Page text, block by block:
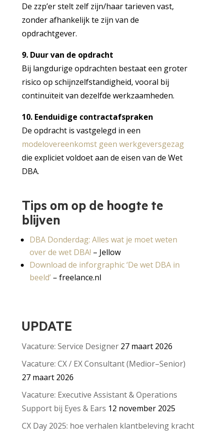
De zzp’er stelt zelf zijn/haar tarieven vast,
zonder afhankelijk te zijn van de
opdrachtgever.
9. Duur van de opdracht
Bij langdurige opdrachten bestaat een groter
risico op schijnzelfstandigheid, vooral bij
continuïteit van dezelfde werkzaamheden.
10. Eenduidige contractafspraken
De opdracht is vastgelegd in een
modelovereenkomst geen werkgeversgezag
die expliciet voldoet aan de eisen van de Wet
DBA.
Tips om op de hoogte te
blijven
DBA Donderdag: Alles wat je moet weten
over de wet DBA! – Jellow
Download de inforgraphic ‘De wet DBA in
beeld’– freelance.nl
UPDATE
Vacature: Service Designer 27 maart 2026
Vacature: CX / EX Consultant (Medior–Senior)
27 maart 2026
Vacature: Executive Assistant & Operations
Support bij Eyes & Ears 12 november 2025
CX Day 2025: hoe verhalen klantbeleving kracht